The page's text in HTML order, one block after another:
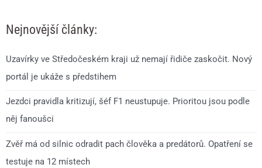
Nejnovější články:
Uzavírky ve Středočeském kraji už nemají řidiče zaskočit. Nový
portál je ukáže s předstihem
Jezdci pravidla kritizují, šéf F1 neustupuje. Prioritou jsou podle
něj fanoušci
Zvěř má od silnic odradit pach člověka a predátorů. Opatření se
testuje na 12 místech